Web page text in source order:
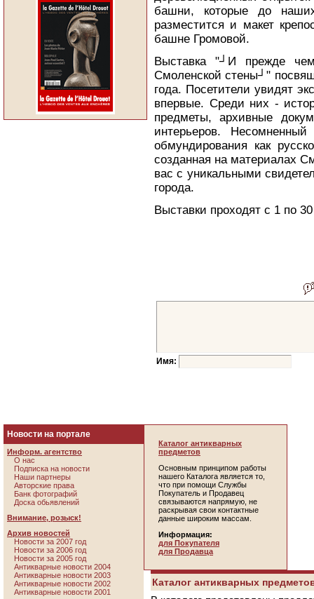
башни, которые до
разместится и макет
башне Громовой.
Выставка "┘И прежде
Смоленской стены┘"
года. Посетители увидят
впервые. Среди них -
предметы, архивные
интерьеров.
обмундирования как
созданная на материалах
вас с уникальными
города.
Выставки проходят с 1 по
Имя:
Новости на портале
Информ. агентство
О нас
Подписка на новости
Наши партнеры
Авторские права
Банк фотографий
Доска обьявлений
Внимание, розыск!
Архив новостей
Новости за 2007 год
Новости за 2006 год
Новости за 2005 год
Антикварные новости 2004
Антикварные новости 2003
Антикварные новости 2002
Антикварные новости 2001
Каталог антикварных
предметов
Основным принципом работы
нашего Каталога является то,
что при помощи Службы
Покупатель и Продавец
связываются напрямую, не
раскрывая свои контактные
данные широким массам.
Информация:
для Покупателя
для Продавца
Каталог антикварных